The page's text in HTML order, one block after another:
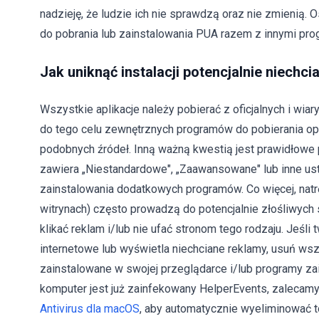
nadzieję, że ludzie ich nie sprawdzą oraz nie zmienią.
do pobrania lub zainstalowania PUA razem z innymi
Jak uniknąć instalacji potencjalnie
Wszystkie aplikacje należy pobierać z oficjalnych i
do tego celu zewnętrznych programów do pobierania
podobnych źródeł. Inną ważną kwestią jest
zawiera „Niestandardowe", „Zaawansowane" lub inne
zainstalowania dodatkowych programów. Co więcej,
witrynach) często prowadzą do potencjalnie
klikać reklam i/lub nie ufać stronom tego rodzaju. Jeśli
internetowe lub wyświetla niechciane reklamy, usuń
zainstalowane w swojej przeglądarce i/lub programy
komputer jest już zainfekowany HelperEvents,
Antivirus dla macOS, aby automatycznie wyeliminować